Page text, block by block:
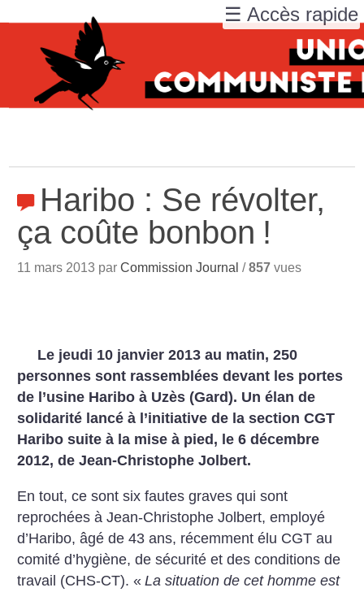
Haribo : Se révolter,
ça coûte bonbon !
11 mars 2013 parCommission Journal /857 vues
Le jeudi 10 janvier 2013 au matin, 250
personnes sont rassemblées devant les portes
de l’usine Haribo à Uzès (Gard). Un élan de
solidarité lancé à l’initiative de la section CGT
Haribo suite à la mise à pied, le 6 décembre
2012, de Jean-Christophe Jolbert.
En tout, ce sont six fautes graves qui sont
reprochées à Jean-Christophe Jolbert, employé
d’Haribo, âgé de 43 ans, récemment élu CGT au
comité d’hygiène, de sécurité et des conditions de
travail (CHS-CT). « La situation de cet homme est
☰ Accès rapide